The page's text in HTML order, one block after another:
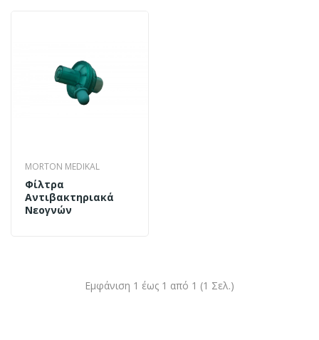
MORTON MEDIKAL
Φίλτρα
Αντιβακτηριακά
Νεογνών
Εμφάνιση 1 έως 1 από 1 (1 Σελ.)